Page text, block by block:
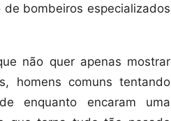
bombeiros especializados
não quer apenas mostrar
homens comuns tentando
enquanto encaram uma